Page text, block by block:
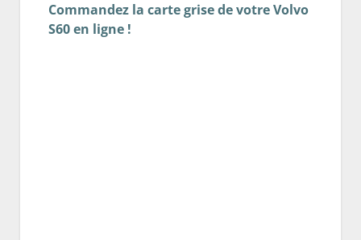
Commandez la carte grise de votre Volvo
S60 en ligne !